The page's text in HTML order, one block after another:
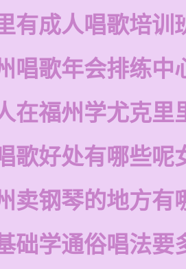
有成人唱歌培训
唱歌年会排练中
在福州学尤克里
歌好处有哪些呢
卖钢琴的地方有
础学通俗唱法要